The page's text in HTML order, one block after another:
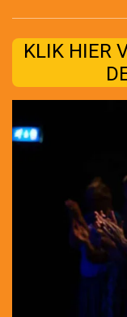
KLIK HIER